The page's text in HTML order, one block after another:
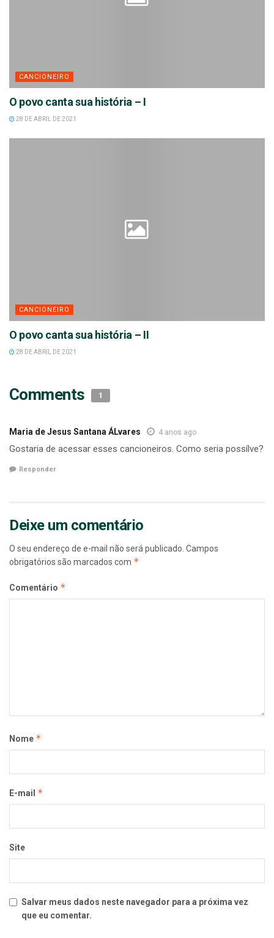
CANCIONEIRO
O povo canta sua história – I
28 DE ABRIL DE 2021
CANCIONEIRO
O povo canta sua história – II
28 DE ABRIL DE 2021
Comments 1
Maria de Jesus Santana ÁLvares 4 anos ago
Gostaria de acessar esses cancioneiros. Como seria possílve?
Responder
Deixe um comentário
O seu endereço de e-mail não será publicado. Campos
obrigatórios são marcados com *
Comentário *
Nome *
E-mail *
Site
Salvar meus dados neste navegador para a próxima vez
que eu comentar.